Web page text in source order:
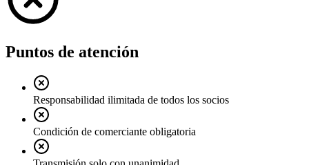
Puntos de atención
Responsabilidad ilimitada de todos los socios
Condición de comerciante obligatoria